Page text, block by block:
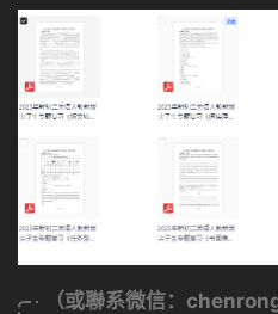
（或聯系微信：